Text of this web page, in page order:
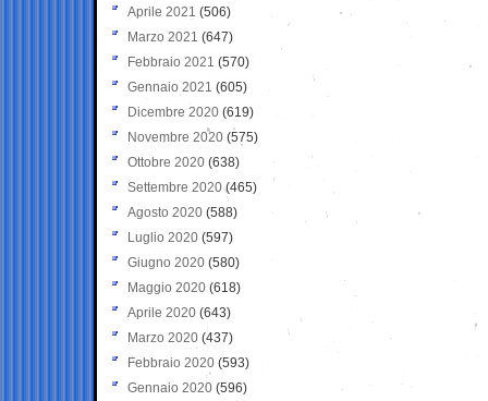
Aprile 2021 (506)
Marzo 2021 (647)
Febbraio 2021 (570)
Gennaio 2021 (605)
Dicembre 2020 (619)
Novembre 2020 (575)
Ottobre 2020 (638)
Settembre 2020(465)
Agosto 2020 (588)
Luglio 2020 (597)
Giugno 2020 (580)
Maggio 2020 (618)
Aprile 2020 (643)
Marzo 2020 (437)
Febbraio 2020 (593)
Gennaio 2020 (596)